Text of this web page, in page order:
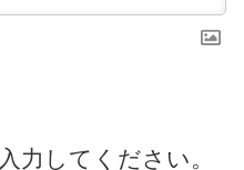
力してください。